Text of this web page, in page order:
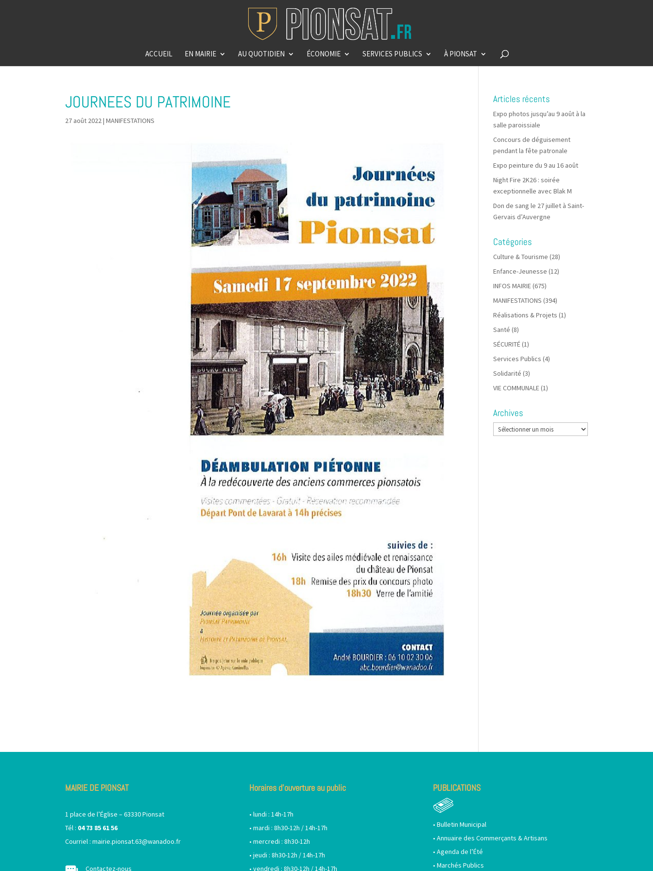
ACCUEIL EN MAIRIE AU QUOTIDIEN ÉCONOMIE SERVICES PUBLICS À PIONSAT
JOURNEES DU PATRIMOINE
27 août 2022|MANIFESTATIONS
Articles récents
Expo photos jusqu’au 9 août à la
salle paroissiale
Concours de déguisement
pendant la fête patronale
Expo peinture du 9 au 16 août
Night Fire 2K26 : soirée
exceptionnelle avec Blak M
Don de sang le 27 juillet à Saint-
Gervais d’Auvergne
Catégories
Culture & Tourisme (28)
Enfance-Jeunesse (12)
INFOS MAIRIE(675)
MANIFESTATIONS (394)
Réalisations & Projets (1)
Santé (8)
SÉCURITÉ(1)
Services Publics (4)
Solidarité (3)
VIE COMMUNALE(1)
Archives
Archives
MAIRIE DE PIONSAT
1 place de l’Église – 63330 Pionsat
Tél : 04 73 85 61 56
Courriel :mairie.pionsat.63@wanadoo.fr
Contactez-nous
Horaires d’ouverture au public
• lundi : 14h-17h
• mardi : 8h30-12h / 14h-17h
• mercredi : 8h30-12h
• jeudi : 8h30-12h / 14h-17h
• vendredi : 8h30-12h / 14h-17h
PUBLICATIONS
• Bulletin Municipal
• Annuaire des Commerçants & Artisans
• Agenda de l’Été
• Marchés Publics